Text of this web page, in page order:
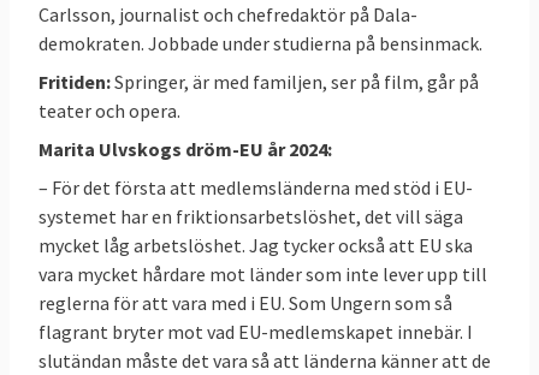
Läs mer
Carlsson, journalist och chefredaktör på Dala-
demokraten. Jobbade under studierna på bensinmack.
Fritiden:Springer, är med familjen, ser på film, går på
teater och opera.
Marita Ulvskogs dröm-EU år 2024:
– För det första att medlemsländerna med stöd i EU-
systemet har en friktionsarbetslöshet, det vill säga
mycket låg arbetslöshet. Jag tycker också att EU ska
vara mycket hårdare mot länder som inte lever upp till
reglerna för att vara med i EU. Som Ungern som så
flagrant bryter mot vad EU-medlemskapet innebär. I
slutändan måste det vara så att länderna känner att de